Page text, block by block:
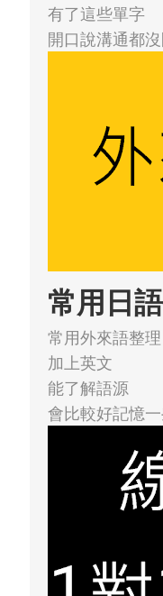
有了這些單字
開口說溝通都
常用日
常用外來語整理
加上英文
能了解語源
會比較好記憶